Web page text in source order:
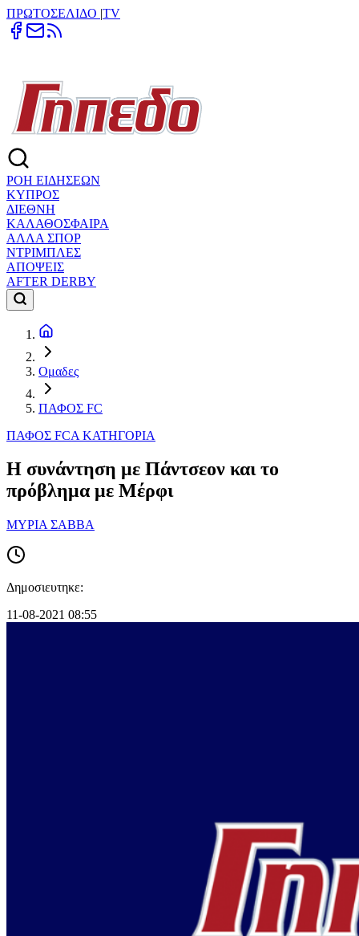
ΠΡΩΤΟΣΕΛΙΔΟ |TV
ΡΟΗ ΕΙΔΗΣΕΩΝ
ΚΥΠΡΟΣ
ΔΙΕΘΝΗ
ΚΑΛΑΘΟΣΦΑΙΡΑ
ΑΛΛΑ ΣΠΟΡ
ΝΤΡΙΜΠΛΕΣ
ΑΠΟΨΕΙΣ
AFTER DERBY
Ομαδες
ΠΑΦΟΣ FC
ΠΑΦΟΣ FCΑ ΚΑΤΗΓΟΡΙΑ
Η συνάντηση με Πάντσεον και το
πρόβλημα με Μέρφι
ΜΥΡΙΑ ΣΑΒΒΑ
Δημοσιευτηκε:
11-08-2021 08:55